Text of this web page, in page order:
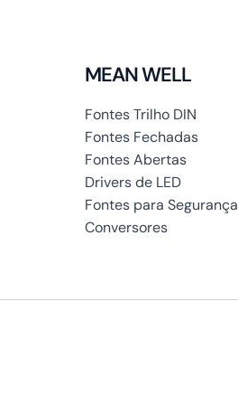
MEAN WELL
Fontes Trilho DIN
Fontes Fechadas
Fontes Abertas
Drivers de LED
Fontes para Segurança
Conversores